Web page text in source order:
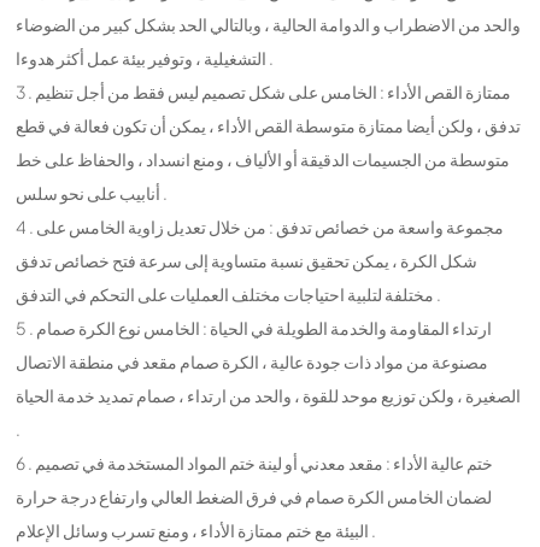
والحد من الاضطراب و الدوامة الحالية ، وبالتالي الحد بشكل كبير من الضوضاء
التشغيلية ، وتوفير بيئة عمل أكثر هدوءا .
3 . ممتازة القص الأداء : الخامس على شكل تصميم ليس فقط من أجل تنظيم
تدفق ، ولكن أيضا ممتازة متوسطة القص الأداء ، يمكن أن تكون فعالة في قطع
متوسطة من الجسيمات الدقيقة أو الألياف ، ومنع انسداد ، والحفاظ على خط
أنابيب على نحو سلس .
4 . مجموعة واسعة من خصائص تدفق : من خلال تعديل زاوية الخامس على
شكل الكرة ، يمكن تحقيق نسبة متساوية إلى سرعة فتح خصائص تدفق
مختلفة لتلبية احتياجات مختلف العمليات على التحكم في التدفق .
5 . ارتداء المقاومة والخدمة الطويلة في الحياة : الخامس نوع الكرة صمام
مصنوعة من مواد ذات جودة عالية ، الكرة صمام مقعد في منطقة الاتصال
الصغيرة ، ولكن توزيع موحد للقوة ، والحد من ارتداء ، صمام تمديد خدمة الحياة
.
6 . ختم عالية الأداء : مقعد معدني أو لينة ختم المواد المستخدمة في تصميم
لضمان الخامس الكرة صمام في فرق الضغط العالي وارتفاع درجة حرارة
البيئة مع ختم ممتازة الأداء ، ومنع تسرب وسائل الإعلام .